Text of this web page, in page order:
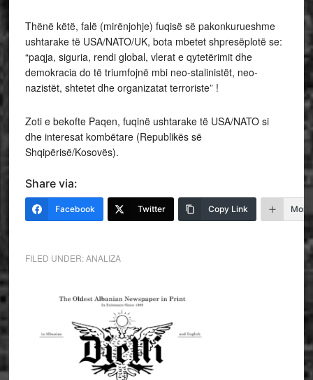
Thënë këtë, falë (mirënjohje) fuqisë së pakonkurueshme
ushtarake të USA/NATO/UK, bota mbetet shpresëplotë se:
“paqja, siguria, rendi global, vlerat e qytetërimit dhe
demokracia do të triumfojnë mbi neo-stalinistët, neo-
nazistët, shtetet dhe organizatat terroriste” !
Zoti e bekofte Paqen, fuqinë ushtarake të USA/NATO si
dhe interesat kombëtare (Republikës së
Shqipërisë/Kosovës).
Share via:
Facebook Twitter Copy Link More
FILED UNDER:ANALIZA